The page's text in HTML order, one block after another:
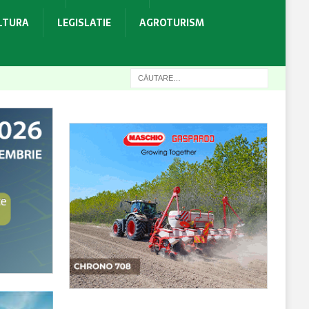
LEGISLATIE
AGROTURISM